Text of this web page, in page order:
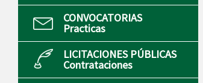
CONVOCATORIAS
Practicas
LICITACIONES PÚBLICAS
Contrataciones